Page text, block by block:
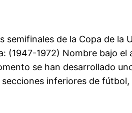
semifinales de la Copa de la
(1947-1972) Nombre bajo
se han desarrollado
inferiores de